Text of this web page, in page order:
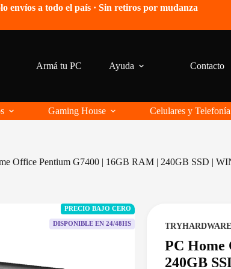
envíos a todo el país · Sin retiros por mudanza
Armá tu PC Ayuda Contacto
Gaming House Celulares y Telefonía
Office Pentium G7400 | 16GB RAM | 240GB SSD |
PRECIO BAJO CERO
DISPONIBLE EN 24/48HS TRYHARDWARE
PC Home
240GB